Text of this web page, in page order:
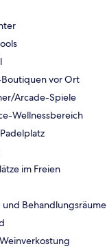
vor Ort
Arcade-Spiele
Wellnessbereich
im Freien
und Behandlungsräume